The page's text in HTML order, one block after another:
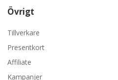
Övrigt
Tillverkare
Presentkort
Affiliate
Kampanjer